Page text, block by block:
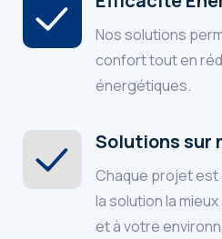
Nos solutions
confort tout en
énergétiques.
Solutions sur
Chaque projet
la solution la
et à votre